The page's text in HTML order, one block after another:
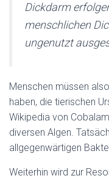
Dickdarm
menschlichen
ungenutzt
Menschen müssen
haben, die tierischen
Wikipedia von
diversen Algen.
allgegenwärtigen
Weiterhin wird zur